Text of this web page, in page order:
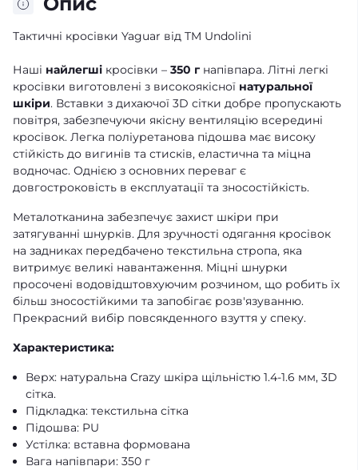
Тактичні кросівки Yaguar від TM Undolini
Наші найлегші кросівки – 350 г напівпара. Літні легкі
кросівки виготовлені з високоякісної натуральної
шкіри. Вставки з дихаючої 3D сітки добре пропускають
повітря, забезпечуючи якісну вентиляцію всередині
кросівок. Легка поліуретанова підошва має високу
стійкість до вигинів та стисків, еластична та міцна
водночас. Однією з основних переваг є
довгостроковість в експлуатації та зносостійкість.
Металотканина забезпечує захист шкіри при
затягуванні шнурків. Для зручності одягання кросівок
на задниках передбачено текстильна стропа, яка
витримує великі навантаження. Міцні шнурки
просочені водовідштовхуючим розчином, що робить їх
більш зносостійкими та запобігає розв'язуванню.
Прекрасний вибір повсякденного взуття у спеку.
Характеристика:
Верх: натуральна Crazy шкіра щільністю 1.4-1.6 мм, 3D
сітка.
Підкладка: текстильна сітка
Підошва: PU
Устілка: вставна формована
Вага напівпари: 350 г